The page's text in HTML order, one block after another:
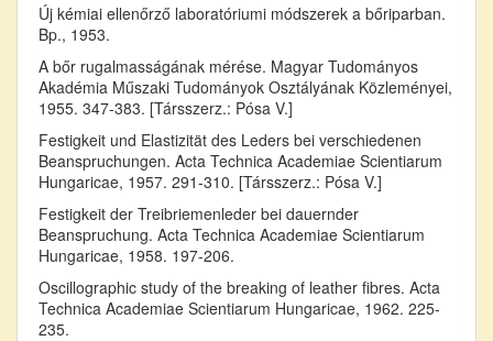
Új kémiai ellenőrző laboratóriumi módszerek a bőriparban.
Bp., 1953.
A bőr rugalmasságának mérése. Magyar Tudományos
Akadémia Műszaki Tudományok Osztályának Közleményei,
1955. 347-383. [Társszerz.: Pósa V.]
Festigkeit und Elastizität des Leders bei verschiedenen
Beanspruchungen. Acta Technica Academiae Scientiarum
Hungaricae, 1957. 291-310. [Társszerz.: Pósa V.]
Festigkeit der Treibriemenleder bei dauernder
Beanspruchung. Acta Technica Academiae Scientiarum
Hungaricae, 1958. 197-206.
Oscillographic study of the breaking of leather fibres. Acta
Technica Academiae Scientiarum Hungaricae, 1962. 225-
235.